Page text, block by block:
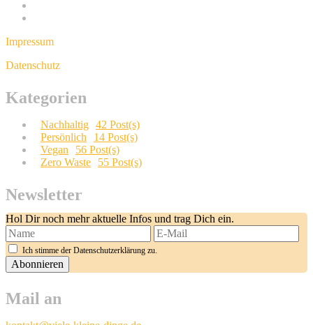
Impressum
Datenschutz
Kategorien
Nachhaltig 42 Post(s)
Persönlich
14 Post(s)
Vegan
56 Post(s)
Zero Waste
55 Post(s)
Newsletter
Hol Dir noch mehr aktuelle Infos und trag Dich ein.
Ich stimme der Datenschutzerklärung zu.
Mail an